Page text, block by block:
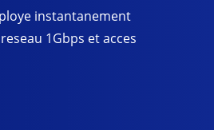
instantanement
1Gbps et acces